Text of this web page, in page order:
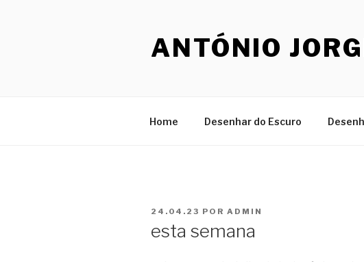
ANTÓNIO
Home Desenhar do Escuro
PUBLICADO
24.04.23 POR ADMIN
esta semana